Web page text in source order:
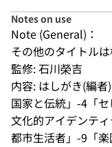
Notes on use
Note (General)：
その他のタイトル
監修: 石川榮吉
内容: はしがき(編
国家と伝統」-4「
文化的アイデンテ
都市生活者」-9「